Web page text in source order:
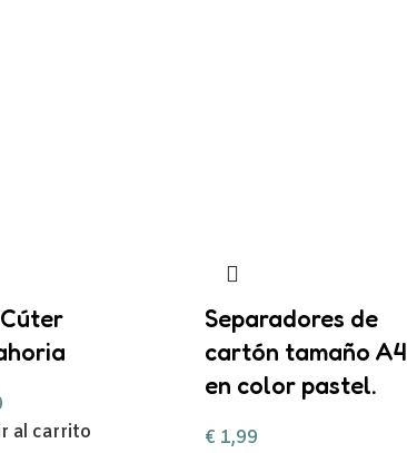
al carrito
Separadores de
cartón tamaño A4
en color pastel.
€ 1,99